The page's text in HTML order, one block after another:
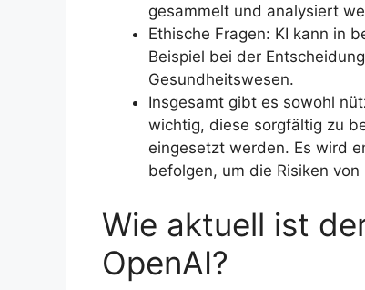
gesammelt und analysiert
Ethische Fragen: KI kann in
Beispiel bei der
Gesundheitswesen.
Insgesamt gibt es sowohl
wichtig, diese sorgfältig zu
eingesetzt werden. Es wird
befolgen, um die Risiken
Wie aktuell ist
OpenAI?